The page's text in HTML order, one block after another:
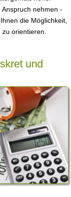
nehmen -
die Möglichkeit,
orientieren.
und